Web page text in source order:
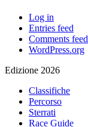
Log in
Entries feed
Comments feed
WordPress.org
Edizione 2026
Classifiche
Percorso
Sterrati
Race Guide